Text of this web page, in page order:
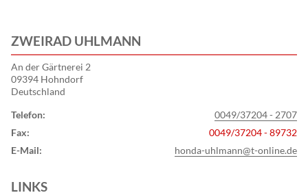
ZWEIRAD UHLMANN
An der Gärtnerei 2
09394 Hohndorf
Deutschland
Telefon:
0049/37204 - 2707
Fax:
0049/37204 - 89732
E-Mail:
honda-uhlmann@t-online.de
LINKS